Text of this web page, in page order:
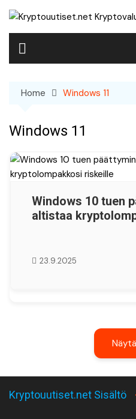
Skip
content
Home Windows 11
Windows 11
Windows 10 tuen
altistaa
23.9.2025
Kryptouutiset.net Sisältö